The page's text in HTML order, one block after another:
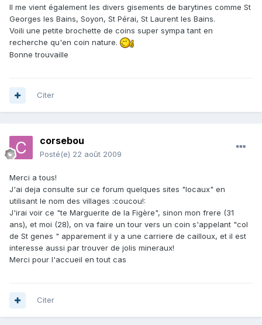
Il me vient également les divers gisements de barytines comme St
Georges les Bains, Soyon, St Pérai, St Laurent les Bains.
Voili une petite brochette de coins super sympa tant en
recherche qu'en coin nature.
Bonne trouvaille
Citer
corsebou
Posté(e) 22 août 2009
Merci a tous!
J'ai deja consulte sur ce forum quelques sites "locaux" en
utilisant le nom des villages :coucou!:
J'irai voir ce "te Marguerite de la Figère", sinon mon frere (31
ans), et moi (28), on va faire un tour vers un coin s'appelant "col
de St genes " apparement il y a une carriere de cailloux, et il est
interesse aussi par trouver de jolis mineraux!
Merci pour l'accueil en tout cas
Citer